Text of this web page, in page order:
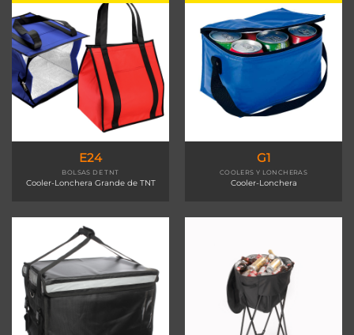
E24
BOLSAS DE TNT
Cooler-Lonchera Grande de TNT
G1
COOLERS Y LONCHERAS
Cooler-Lonchera